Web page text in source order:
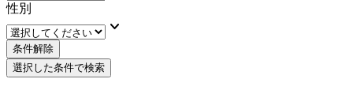
性別
keyboard_arrow_down
条件解除
選択した条件で検索